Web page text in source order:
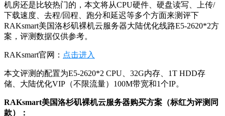
机房还是比较热门的，本文将从CPU硬件、硬盘读写、上传/
下载速度、去程/回程、跑分和延迟等多个方面来测评下
RAKsmart美国洛杉矶裸机云服务器大陆优化线路E5-2620*2方
案，评测数据仅供参考。
RAKsmart官网： 点击进入
本文评测的配置为E5-2620*2 CPU、32G内存、1T HDD存
储、大陆优化VIP（不限流量）100M带宽和1个IP。
RAKsmart美国洛杉矶裸机云服务器购买方案（标红为评测同
款）：